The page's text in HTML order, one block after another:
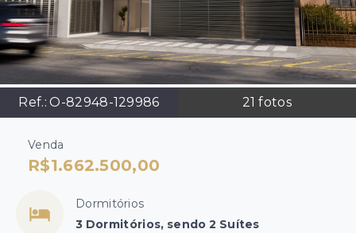
Ref.:O-82948-129986 21 fotos
Venda
R$1.662.500,00
Dormitórios
3 Dormitórios, sendo 2 Suítes